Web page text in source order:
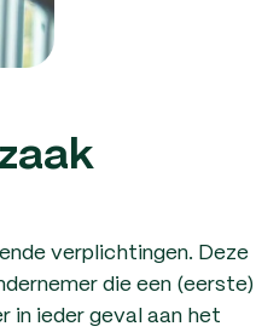
verplichtingen. Deze
die een (eerste)
in ieder geval aan het